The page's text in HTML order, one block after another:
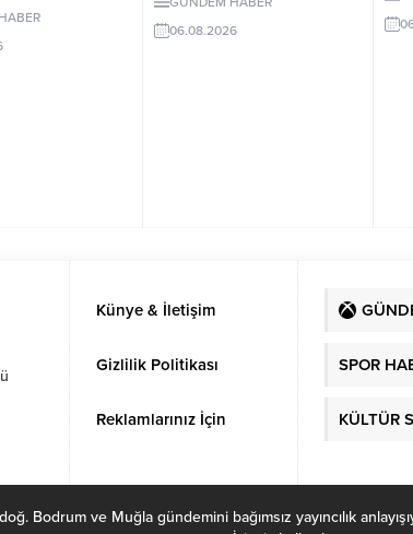
10 Ağustos
uygulanacak
bulundu. Mandalinci, tek resmî
06.08.2026
Künye & İletişim
Gizlilik Politikası
Reklamlarınız İçin
SPOR
KÜLTÜR
Bodrum ve Muğla gündemini bağımsız yayıncılık